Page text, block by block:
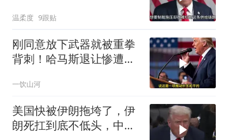
温柔度 9跟贴
刚同意放下武器就被重拳
背刺！哈马斯退让惨遭以
耳光有多疼？
一饮山河
美国快被伊朗拖垮了，伊
朗死扛到底不低头，中国